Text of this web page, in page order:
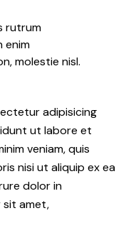
rutrum
enim
molestie nisl.
adipisicing
ut labore et
veniam, quis
nisi ut aliquip ex ea
dolor in
sit amet,